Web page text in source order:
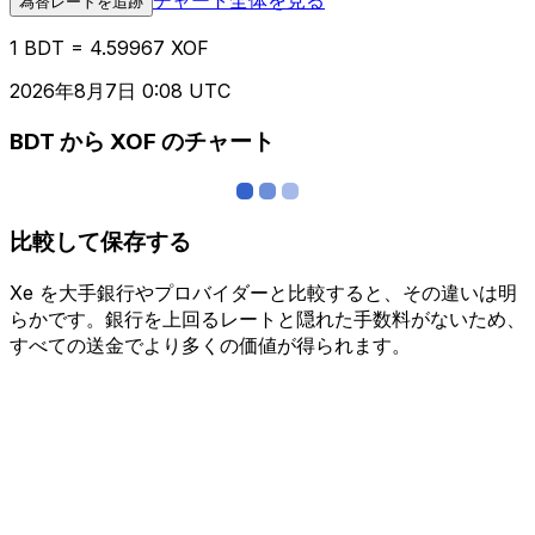
1 BDT = 4.59967 XOF
2026年8月7日 0:08 UTC
BDT から XOF のチャート
比較して保存する
Xe を大手銀行やプロバイダーと比較すると、その違いは明
らかです。銀行を上回るレートと隠れた手数料がないため、
すべての送金でより多くの価値が得られます。